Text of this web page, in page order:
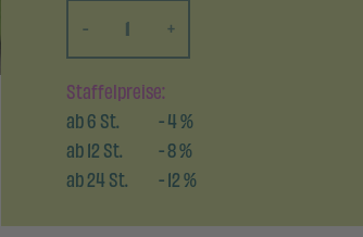
-
+
Staffelpreise:
ab6St. -4%
ab12St. -8%
ab24St. -12%